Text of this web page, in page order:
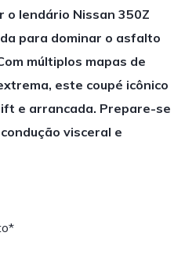
o lendário Nissan 350Z
para dominar o asfalto
múltiplos mapas de
este coupé icônico
e arrancada. Prepare-se
visceral e